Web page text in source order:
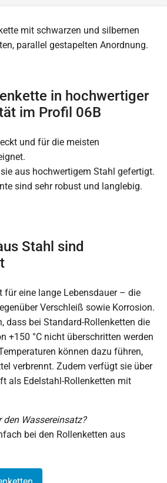
in hochwertiger
im Profil 06B
und für die meisten
aus hochwertigem Stahl gefertigt.
sind sehr robust und langlebig.
Stahl sind
für eine lange Lebensdauer – die
Verschleiß sowie Korrosion.
dass bei Standard-Rollenketten die
+150 °C nicht überschritten werden
können dazu führen,
verbrennt. Zudem verfügt sie über
als Edelstahl-Rollenketten mit
Wassereinsatz?
bei den Rollenketten aus